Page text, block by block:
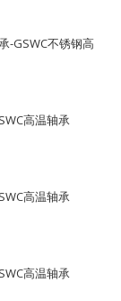
-GSWC不锈钢高
高温轴承
高温轴承
高温轴承